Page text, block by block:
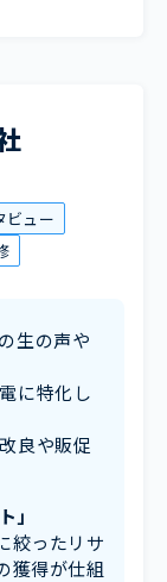
ビュー
生の声や
に特化し
良や販促
」
絞ったリサ
獲得が仕組